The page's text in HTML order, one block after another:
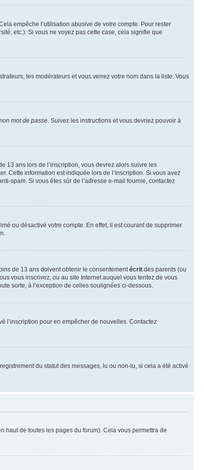
empêche l’utilisation abusive de votre compte. Pour rester
etc.). Si vous ne voyez pas cette case, cela signifie que
les modérateurs et vous verrez votre nom dans la liste. Vous
mot de passe . Suivez les instructions et vous devriez pouvoir à
13 ans lors de l’inscription, vous devrez alors suivre les
Cette information est indiquée lors de l’inscription. Si vous avez
spam. Si vous êtes sûr de l’adresse e-mail fournie, contactez
ou désactivé votre compte. En effet, il est courant de supprimer
de 13 ans doivent obtenir le consentement écrit des parents (ou
vous inscrivez, ou au site Internet auquel vous tentez de vous
sorte, à l’exception de celles soulignées ci-dessous.
l’inscription pour en empêcher de nouvelles. Contactez
du statut des messages, lu ou non-lu, si cela a été activé
haut de toutes les pages du forum). Cela vous permettra de